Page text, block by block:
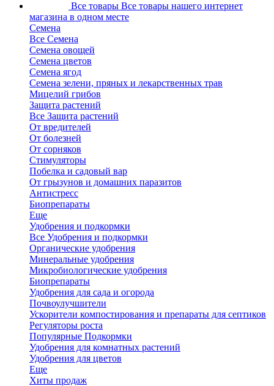
Все товары Все товары нашего интернет
магазина в одном месте
Семена
Все Семена
Семена овощей
Семена цветов
Семена ягод
Семена зелени, пряных и лекарственных трав
Мицелий грибов
Защита растений
Все Защита растений
От вредителей
От болезней
От сорняков
Стимуляторы
Побелка и садовый вар
От грызунов и домашних паразитов
Антистресс
Биопрепараты
Еще
Удобрения и подкормки
Все Удобрения и подкормки
Органические удобрения
Минеральные удобрения
Микробиологические удобрения
Биопрепараты
Удобрения для сада и огорода
Почвоулучшители
Ускорители компостирования и препараты для септиков
Регуляторы роста
Популярные Подкормки
Удобрения для комнатных растений
Удобрения для цветов
Еще
Хиты продаж